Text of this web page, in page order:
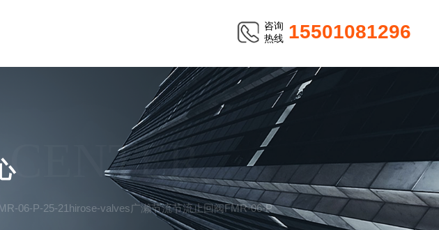
咨询
热线 15501081296
CENTER
06-P-25-21hirose-valves广濑节流节流止回阀FMR-06-P